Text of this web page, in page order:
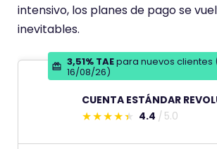
intensivo, los planes de pago se
inevitables.
3,51% TAEpara nuevos clientes
16/08/26)
CUENTA ESTÁNDAR
E
s
4.4 5.0